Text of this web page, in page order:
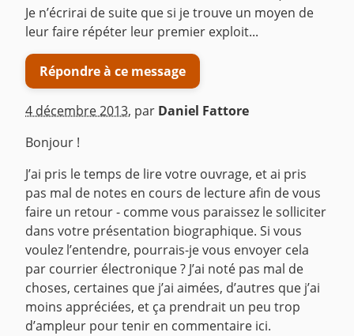
Je n’écrirai de suite que si je trouve un moyen de
leur faire répéter leur premier exploit...
Répondre à ce message
4 décembre 2013, par Daniel Fattore
Bonjour !
J’ai pris le temps de lire votre ouvrage, et ai pris
pas mal de notes en cours de lecture afin de vous
faire un retour - comme vous paraissez le solliciter
dans votre présentation biographique. Si vous
voulez l’entendre, pourrais-je vous envoyer cela
par courrier électronique ? J’ai noté pas mal de
choses, certaines que j’ai aimées, d’autres que j’ai
moins appréciées, et ça prendrait un peu trop
d’ampleur pour tenir en commentaire ici.